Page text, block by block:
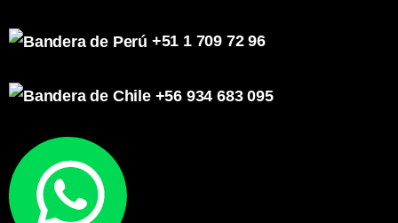
+51 1 709 72 96
+56 934 683 095